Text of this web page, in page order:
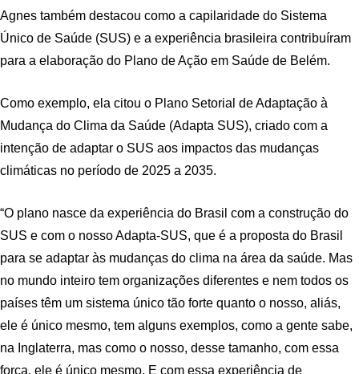
Agnes também destacou como a capilaridade do Sistema
Único de Saúde (SUS) e a experiência brasileira contribuíram
para a elaboração do Plano de Ação em Saúde de Belém.
Como exemplo, ela citou o Plano Setorial de Adaptação à
Mudança do Clima da Saúde (Adapta SUS), criado com a
intenção de adaptar o SUS aos impactos das mudanças
climáticas no período de 2025 a 2035.
“O plano nasce da experiência do Brasil com a construção do
SUS e com o nosso Adapta-SUS, que é a proposta do Brasil
para se adaptar às mudanças do clima na área da saúde. Mas
no mundo inteiro tem organizações diferentes e nem todos os
países têm um sistema único tão forte quanto o nosso, aliás,
ele é único mesmo, tem alguns exemplos, como a gente sabe,
na Inglaterra, mas como o nosso, desse tamanho, com essa
força, ele é único mesmo. E com essa experiência de